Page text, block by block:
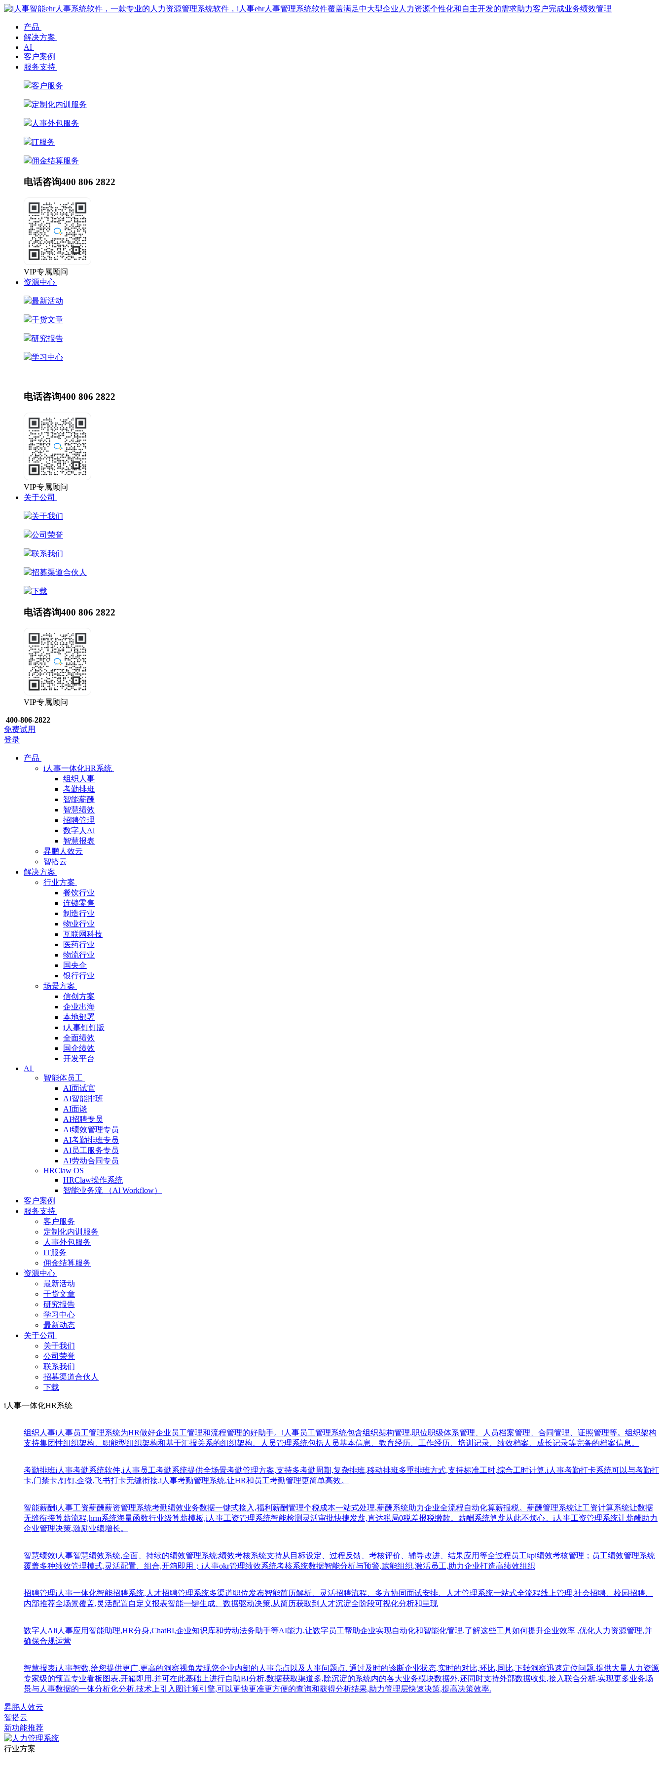
产品
解决方案
AI
客户案例
服务支持
客户服务
定制化内训服务
人事外包服务
IT服务
佣金结算服务
电话咨询400 806 2822
VIP专属顾问
资源中心
最新活动
干货文章
研究报告
学习中心
电话咨询400 806 2822
VIP专属顾问
关于公司
关于我们
公司荣誉
联系我们
招募渠道合伙人
下载
电话咨询400 806 2822
VIP专属顾问
400-806-2822
免费试用
登录
产品
i人事一体化HR系统
组织人事
考勤排班
智能薪酬
智慧绩效
招聘管理
数字人Al
智慧报表
昇鹏人效云
智搭云
解决方案
行业方案
餐饮行业
连锁零售
制造行业
物业行业
互联网科技
医药行业
物流行业
国央企
银行行业
场景方案
信创方案
企业出海
本地部署
i人事钉钉版
全面绩效
国企绩效
开发平台
AI
智能体员工
AI面试官
AI智能排班
AI面谈
AI招聘专员
AI绩效管理专员
AI考勤排班专员
AI员工服务专员
AI劳动合同专员
HRClaw OS
HRClaw操作系统
智能业务流 （Al Workflow）
客户案例
服务支持
客户服务
定制化内训服务
人事外包服务
IT服务
佣金结算服务
资源中心
最新活动
干货文章
研究报告
学习中心
最新动态
关于公司
关于我们
公司荣誉
联系我们
招募渠道合伙人
下载
i人事一体化HR系统
组织人事i人事员工管理系统为HR做好企业员工管理和流程管理的好助手。i人事员工管理系统包含组织架构管理,职位职级体系管理、人员档案管理、合同管理、证照管理等。组织架构
支持集团性组织架构、职能型组织架构和基于汇报关系的组织架构。人员管理系统包括人员基本信息、教育经历、工作经历、培训记录、绩效档案、成长记录等完备的档案信息。
考勤排班i人事考勤系统软件,i人事员工考勤系统提供全场景考勤管理方案,支持多考勤周期,复杂排班,移动排班多重排班方式,支持标准工时,综合工时计算.i人事考勤打卡系统可以与考勤打
卡,门禁卡,钉钉,企微,飞书打卡无缝衔接.i人事考勤管理系统,让HR和员工考勤管理更简单高效。
智能薪酬i人事工资薪酬薪资管理系统考勤绩效业务数据一键式接入,福利薪酬管理个税成本一站式处理,薪酬系统助力企业全流程自动化算薪报税。薪酬管理系统让工资计算系统让数据
无缝衔接算薪流程,hrm系统海量函数行业级算薪模板,i人事工资管理系统智能检测灵活审批快捷发薪,直达税局0税差报税缴款。薪酬系统算薪从此不烦心。i人事工资管理系统让薪酬助力
企业管理决策,激励业绩增长。
智慧绩效i人事智慧绩效系统,全面、持续的绩效管理系统;绩效考核系统支持从目标设定、过程反馈、考核评价、辅导改进、结果应用等全过程员工kpi绩效考核管理；员工绩效管理系统
覆盖多种绩效管理模式,灵活配置、组合,开箱即用；i人事okr管理绩效系统考核系统数据智能分析与预警,赋能组织,激活员工,助力企业打造高绩效组织
招聘管理i人事一体化智能招聘系统,人才招聘管理系统多渠道职位发布智能简历解析、灵活招聘流程、多方协同面试安排、人才管理系统一站式全流程线上管理,社会招聘、校园招聘、
内部推荐全场景覆盖,灵活配置自定义报表智能一键生成、数据驱动决策,从简历获取到人才沉淀全阶段可视化分析和呈现
数字人Ali人事应用智能助理,HR分身,ChatBI,企业知识库和劳动法务助手等AI能力,让数字员工帮助企业实现自动化和智能化管理.了解这些工具如何提升企业效率 ,优化人力资源管理,并
确保合规运营
智慧报表i人事智数,给您提供更广,更高的洞察视角发现您企业内部的人事亮点以及人事问题点. 通过及时的诊断企业状态,实时的对比,环比,同比,下转洞察迅速定位问题.提供大量人力资源
专家级的预置专业看板图表,开箱即用,并可在此基础上进行自助BI分析.数据获取渠道多,除沉淀的系统内的各大业务模块数据外,还同时支持外部数据收集,接入联合分析,实现更多业务场
景与人事数据的一体分析化分析.技术上引入图计算引擎,可以更快更准更方便的查询和获得分析结果,助力管理层快速决策,提高决策效率.
昇鹏人效云
智搭云
新功能推荐
行业方案